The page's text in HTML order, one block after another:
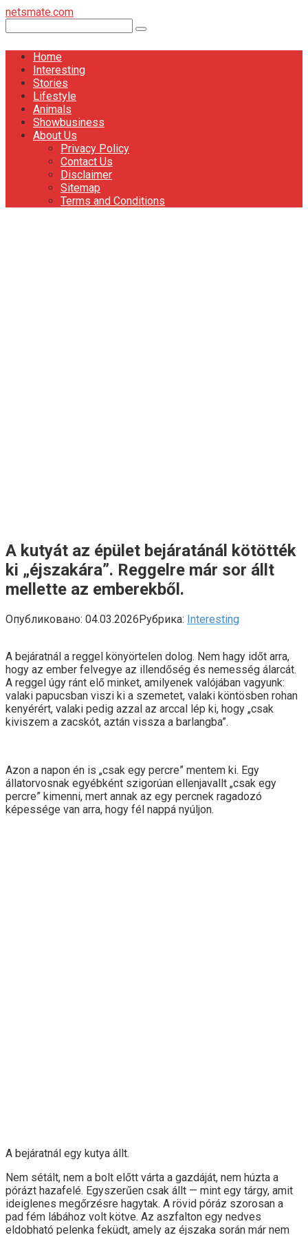
Перейти
контенту
netsmate.com
Home
Interesting
Stories
Lifestyle
Animals
Showbusiness
About Us
Privacy Policy
Contact Us
Disclaimer
Sitemap
Terms and Conditions
A kutyát az épület bejáratánál kötötték
ki „éjszakára”. Reggelre már sor állt
mellette az emberekből.
Опубликовано: 04.03.2026Рубрика: Interesting
A bejáratnál a reggel könyörtelen dolog. Nem hagy időt arra,
hogy az ember felvegye az illendőség és nemesség álarcát.
A reggel úgy ránt elő minket, amilyenek valójában vagyunk:
valaki papucsban viszi ki a szemetet, valaki köntösben rohan
kenyérért, valaki pedig azzal az arccal lép ki, hogy „csak
kiviszem a zacskót, aztán vissza a barlangba”.
Azon a napon én is „csak egy percre” mentem ki. Egy
állatorvosnak egyébként szigorúan ellenjavallt „csak egy
percre” kimenni, mert annak az egy percnek ragadozó
képessége van arra, hogy fél nappá nyúljon.
A bejáratnál egy kutya állt.
Nem sétált, nem a bolt előtt várta a gazdáját, nem húzta a
pórázt hazafelé. Egyszerűen csak állt — mint egy tárgy, amit
ideiglenes megőrzésre hagytak. A rövid póráz szorosan a
pad fém lábához volt kötve. Az aszfalton egy nedves
eldobható pelenka feküdt, amely az éjszaka során már nem